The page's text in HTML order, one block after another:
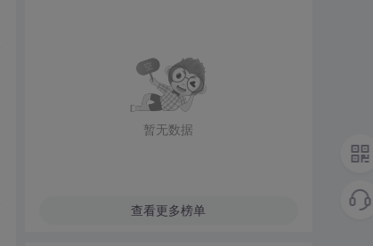
暂无数据
查看更多榜单